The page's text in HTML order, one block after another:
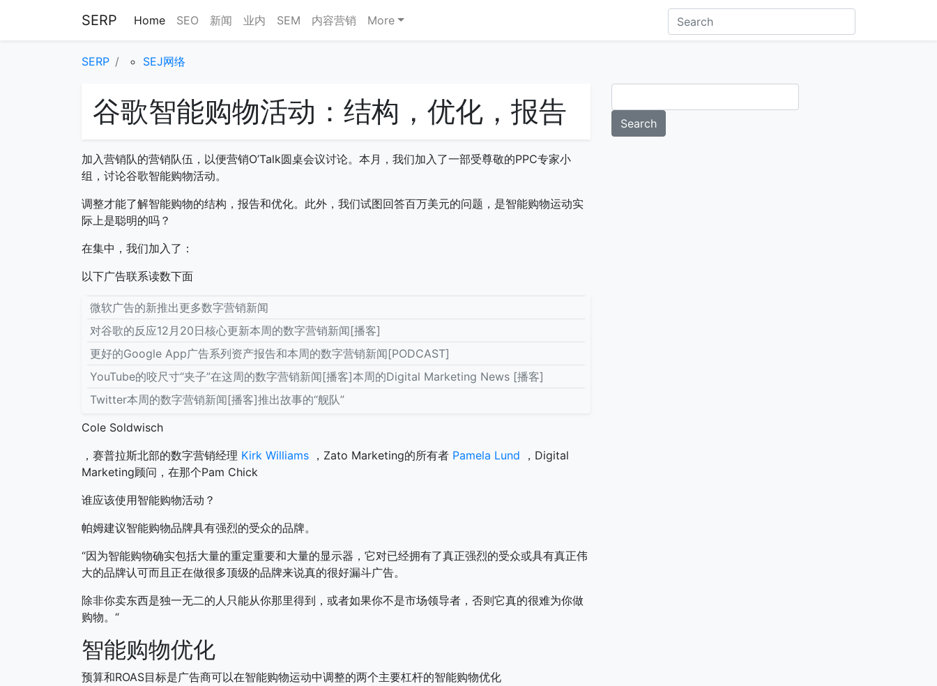
SERP Home SEO 新闻 业内 SEM 内容营销 More
SERP SEJ网络
谷歌智能购物活动：结构，优化，报告
加入营销队的营销队伍，以便营销O’Talk圆桌会议讨论。本月，我们加入了一部受尊敬的PPC专家小
组，讨论谷歌智能购物活动。
调整才能了解智能购物的结构，报告和优化。此外，我们试图回答百万美元的问题，是智能购物运动实
际上是聪明的吗？
在集中，我们加入了：
以下广告联系读数下面
微软广告的新推出更多数字营销新闻
对谷歌的反应12月20日核心更新本周的数字营销新闻[播客]
更好的Google App广告系列资产报告和本周的数字营销新闻[PODCAST]
YouTube的咬尺寸“夹子”在这周的数字营销新闻[播客]本周的Digital Marketing News [播客]
Twitter本周的数字营销新闻[播客]推出故事的“舰队”
Cole Soldwisch
，赛普拉斯北部的数字营销经理 Kirk Williams ，Zato Marketing的所有者 Pamela Lund
，Digital
Marketing顾问，在那个Pam Chick
谁应该使用智能购物活动？
帕姆建议智能购物品牌具有强烈的受众的品牌。
“因为智能购物确实包括大量的重定重要和大量的显示器，它对已经拥有了真正强烈的受众或具有真正伟
大的品牌认可而且正在做很多顶级的品牌来说真的很好漏斗广告。
除非你卖东西是独一无二的人只能从你那里得到，或者如果你不是市场领导者，否则它真的很难为你做
购物。“
智能购物优化
预算和ROAS目标是广告商可以在智能购物运动中调整的两个主要杠杆的智能购物优化
Search